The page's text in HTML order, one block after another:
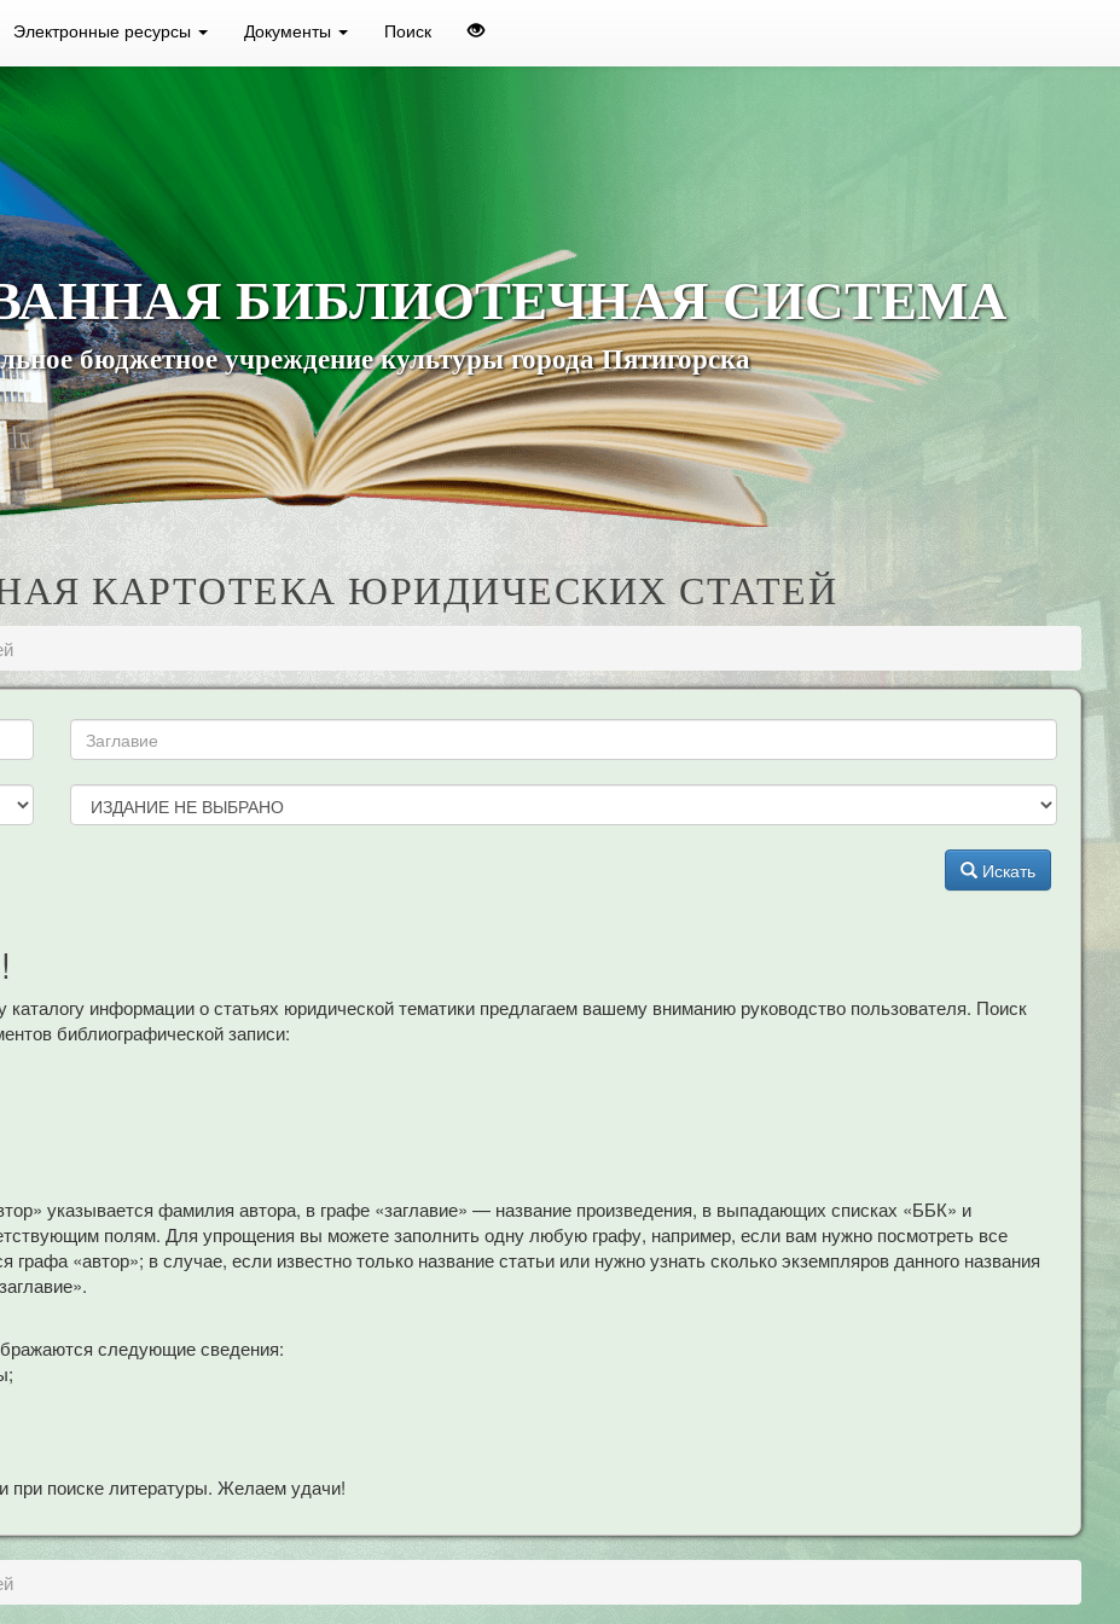
Электронные ресурсы Документы Поиск
БИБЛИОТЕЧНАЯ СИСТЕМА
бюджетное учреждение культуры города Пятигорска
КАРТОТЕКА ЮРИДИЧЕСКИХ СТАТЕЙ
Искать
каталогу информации о статьях юридической тематики предлагаем вашему вниманию руководство пользователя. Поиск
библиографической записи:
указывается фамилия автора, в графе «заглавие» — название произведения, в выпадающих списках «ББК» и
полям. Для упрощения вы можете заполнить одну любую графу, например, если вам нужно посмотреть все
графа «автор»; в случае, если известно только название статьи или нужно узнать сколько экземпляров данного названия
следующие сведения:
поиске литературы. Желаем удачи!